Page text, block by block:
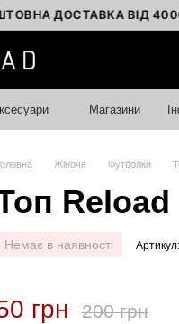
ДОСТАВКА ВІД 4000 ГРН
Магазини
Жіноче Футболки
Немає в наявності
грн 200 грн